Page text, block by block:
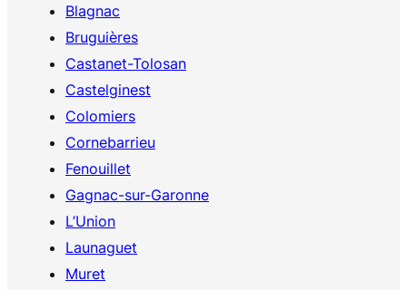
Blagnac
Bruguières
Castanet-Tolosan
Castelginest
Colomiers
Cornebarrieu
Fenouillet
Gagnac-sur-Garonne
L’Union
Launaguet
Muret